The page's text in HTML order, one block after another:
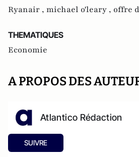
Ryanair , michael o'leary , offre
THEMATIQUES
Economie
A PROPOS DES
Atlantico Rédaction
SUIVRE